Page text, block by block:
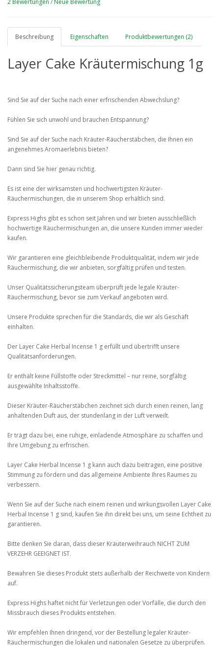
2 Bewertungen /Neue Bewertung
Beschreibung Eigenschaften Produktbewertungen (2)
Layer Cake Kräutermischung 1g
Sind Sie auf der Suche nach einer erfrischenden Abwechslung?
Fühlen Sie sich unwohl und brauchen Entspannung?
Sind Sie auf der Suche nach Kräuter-Räucherstäbchen, die Ihnen ein
angenehmes Aromaerlebnis bieten?
Dann sind Sie hier genau richtig.
Es ist eine der wirksamsten und hochwertigsten Kräuter-
Räuchermischungen, die in unserem Shop erhältlich sind.
Express Highs gibt es schon seit Jahren und wir bieten ausschließlich
hochwertige Räuchermischungen an, die unsere Kunden immer wieder
kaufen.
Wir garantieren eine gleichbleibende Produktqualität, indem wir jede
Räuchermischung, die wir anbieten, sorgfältig prüfen und testen.
Unser Qualitätssicherungsteam überprüft jede legale Kräuter-
Räuchermischung, bevor sie zum Verkauf angeboten wird.
Unsere Produkte sprechen für die Standards, die wir als Geschäft
einhalten.
Der Layer Cake Herbal Incense 1 g erfüllt und übertrifft unsere
Qualitätsanforderungen.
Er enthält keine Füllstoffe oder Streckmittel – nur reine, sorgfältig
ausgewählte Inhaltsstoffe.
Dieser Kräuter-Räucherstäbchen zeichnet sich durch einen reinen, lang
anhaltenden Duft aus, der stundenlang in der Luft verweilt.
Er trägt dazu bei, eine ruhige, einladende Atmosphäre zu schaffen und
Ihre Umgebung zu erfrischen.
Layer Cake Herbal Incense 1 g kann auch dazu beitragen, eine positive
Stimmung zu fördern und das allgemeine Ambiente Ihres Raumes zu
verbessern.
Wenn Sie auf der Suche nach einem reinen und wirkungsvollen Layer Cake
Herbal Incense 1 g sind, kaufen Sie ihn direkt bei uns, um seine Echtheit zu
garantieren.
Bitte denken Sie daran, dass dieser Kräuterweihrauch NICHT ZUM
VERZEHR GEEIGNET IST.
Bewahren Sie dieses Produkt stets außerhalb der Reichweite von Kindern
auf.
Express Highs haftet nicht für Verletzungen oder Vorfälle, die durch den
Missbrauch dieses Produkts entstehen.
Wir empfehlen Ihnen dringend, vor der Bestellung legaler Kräuter-
Räuchermischungen die lokalen und nationalen Gesetze zu überprüfen.